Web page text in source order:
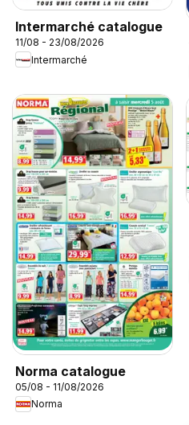
Intermarché catalogue
11/08 - 23/08/2026
Intermarché
Norma catalogue
05/08 - 11/08/2026
Norma